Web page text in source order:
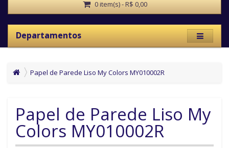
0 item(s) - R$ 0,00
Departamentos
Papel de Parede Liso My Colors MY010002R
Papel de Parede Liso My
Colors MY010002R